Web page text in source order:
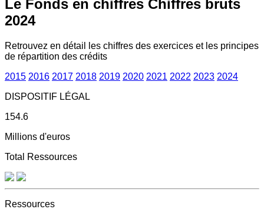
Le Fonds en chiffres Chiffres bruts
2024
Retrouvez en détail les chiffres des exercices et les principes
de répartition des crédits
2015 2016 2017 2018 2019 2020 2021 2022 2023 2024
DISPOSITIF LÉGAL
154.6
Millions d'euros
Total Ressources
Ressources